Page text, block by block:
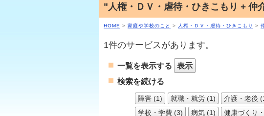
"人権・ＤＶ・虐待・ひきこもり + 仲
HOME > 家庭や学校のこと > 人権・ＤＶ・虐待・ひきこもり >
1件のサービスがあります。
一覧を表示する
表示
検索を続ける
障害 (1) 就職・就労 (1) 介護・老後
学校・学費 (3)
病気 (1) 健康づくり